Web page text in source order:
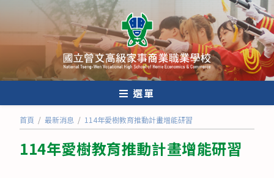
內
選單
首頁 / 最新消息 / 114年愛樹教育推動計畫增能研習
114年愛樹教育推動計畫增能研習